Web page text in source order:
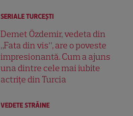
SERIALE TURCEŞTI
Demet Özdemir, vedeta din
„Fata din vis”, are o poveste
impresionantă. Cum a ajuns
una dintre cele mai iubite
actrițe din Turcia
VEDETE STRĂINE